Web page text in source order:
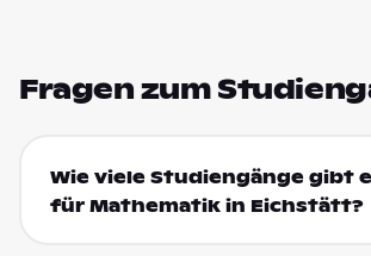
Fragen zum
Wie viele Studiengänge gibt
für Mathematik in Eichstätt?